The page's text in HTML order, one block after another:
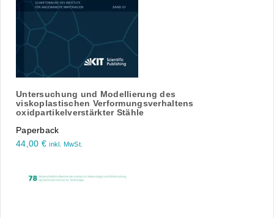
Untersuchung und Modellierung des
viskoplastischen Verformungsverhaltens
oxidpartikelverstärkter Stähle
Paperback
44,00 € inkl. MwSt.